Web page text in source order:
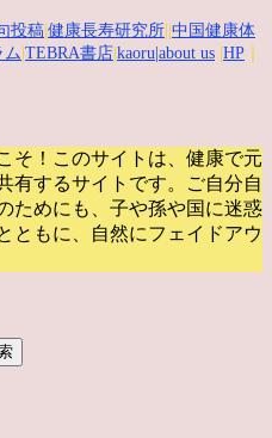
投稿 健康長寿研究所 中国健康体
ム TEBRA書店 kaoru |about us HP
そ！このサイトは、健康で元
有するサイトです。
ご自分自
ためにも、子や孫や国に迷惑
ともに、自然にフェイドアウ